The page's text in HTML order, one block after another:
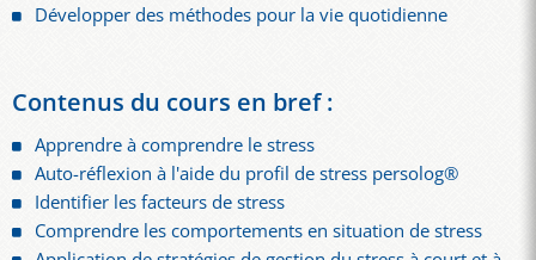
Développer des méthodes pour la vie quotidienne
Contenus du cours en bref :
Apprendre à comprendre le stress
Auto-réflexion à l'aide du profil de stress persolog®
Identifier les facteurs de stress
Comprendre les comportements en situation de stress